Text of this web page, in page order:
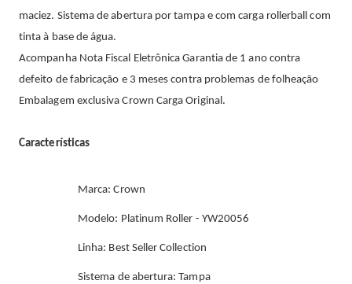
maciez. Sistema de abertura por tampa e com carga rollerball com
tinta à base de água.
Acompanha Nota Fiscal Eletrônica Garantia de 1 ano contra
defeito de fabricação e 3 meses contra problemas de folheação
Embalagem exclusiva Crown Carga Original.
Características
Marca: Crown
Modelo: Platinum Roller - YW20056
Linha: Best Seller Collection
Sistema de abertura: Tampa